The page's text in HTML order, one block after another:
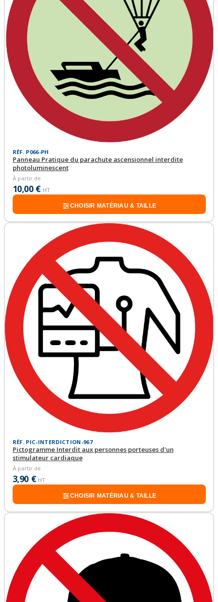
RÉF. P066-PH
Panneau Pratique du parachute ascensionnel interdite
photoluminescent
À partir de
10,00 € HT
CHOISIR MATÉRIAU & TAILLE
RÉF. PIC-INTERDICTION-967
Pictogramme Interdit aux personnes porteuses d'un
stimulateur cardiaque
À partir de
3,90 € HT
CHOISIR MATÉRIAU & TAILLE